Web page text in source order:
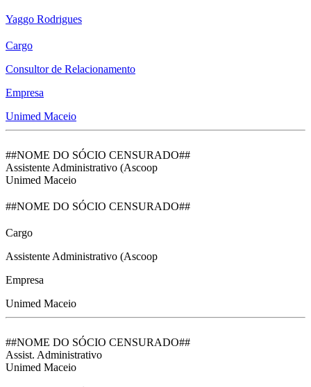
Yaggo Rodrigues
Cargo
Consultor de Relacionamento
Empresa
Unimed Maceio
##NOME DO SÓCIO CENSURADO##
Assistente Administrativo (Ascoop
Unimed Maceio
##NOME DO SÓCIO CENSURADO##
Cargo
Assistente Administrativo (Ascoop
Empresa
Unimed Maceio
##NOME DO SÓCIO CENSURADO##
Assist. Administrativo
Unimed Maceio